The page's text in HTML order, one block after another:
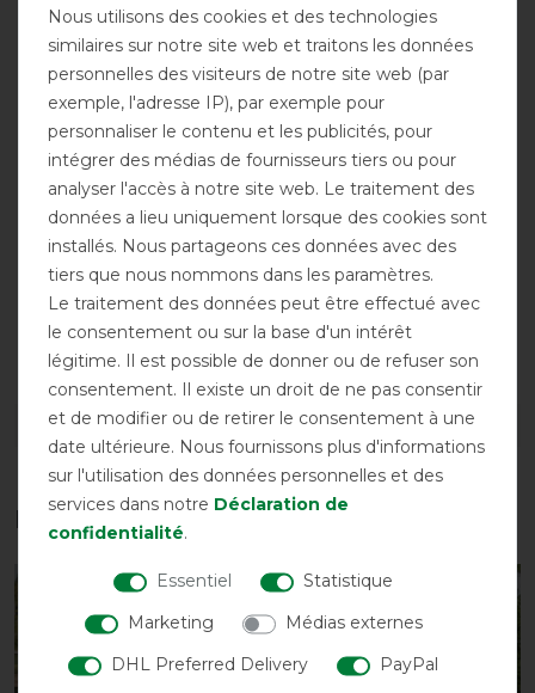
Broderie
possible
Encolure
Gousset
Fermeture
DÉTAILS SUR LA SÉCURITÉ DES PRODUITS
Les accessoires parfaits pour vous
-10%
Nous utilisons des cookies et des technologies
similaires sur notre site web et traitons les données
personnelles des visiteurs de notre site web (par
exemple, l'adresse IP), par exemple pour
personnaliser le contenu et les publicités, pour
intégrer des médias de fournisseurs tiers ou pour
analyser l'accès à notre site web. Le traitement des
données a lieu uniquement lorsque des cookies sont
installés. Nous partageons ces données avec des
tiers que nous nommons dans les paramètres.
Le traitement des données peut être effectué avec
le consentement ou sur la base d'un intérêt
légitime. Il est possible de donner ou de refuser son
consentement. Il existe un droit de ne pas consentir
et de modifier ou de retirer le consentement à une
date ultérieure. Nous fournissons plus d'informations
sur l'utilisation des données personnelles et des
services dans notre Déclaration de
confidentialité.
Essentiel
Statistique
Marketing
Médias externes
DHL Preferred Delivery
PayPal